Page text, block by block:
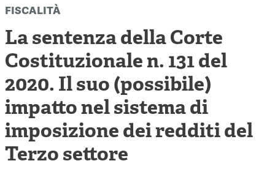
Impresa sociale e democrazia
Acini di fuoco - Dossier Mezzogiorno
Valutazione e dintorni
fiscalità
La sentenza della Corte
Costituzionale n. 131 del
2020. Il suo (possibile)
impatto nel sistema di
imposizione dei redditi del
Terzo settore